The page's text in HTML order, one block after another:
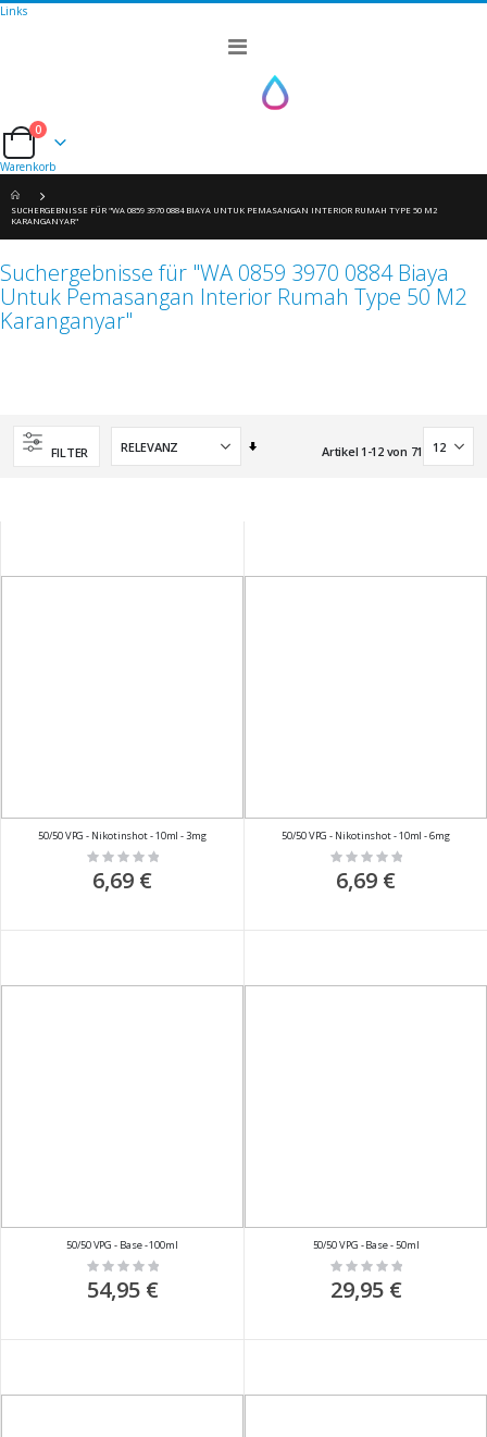
Links
Navigation
Cart
0
Warenkorb
SUCHERGEBNISSE FÜR "WA 0859 3970 0884 BIAYA UNTUK PEMASANGAN INTERIOR RUMAH TYPE 50 M2
KARANGANYAR"
Suchergebnisse für "WA 0859 3970 0884 Biaya
Untuk Pemasangan Interior Rumah Type 50 M2
Karanganyar"
FILTER
AufsteigendArtikel 1 -12von 71
50/50 VPG - Nikotinshot - 10ml - 3mg
Rating:
0%
6,69 €
50/50 VPG - Nikotinshot - 10ml - 6mg
Rating:
0%
6,69 €
50/50 VPG - Base - 100ml
Rating:
0%
54,95 €
50/50 VPG - Base - 50ml
Rating:
0%
29,95 €